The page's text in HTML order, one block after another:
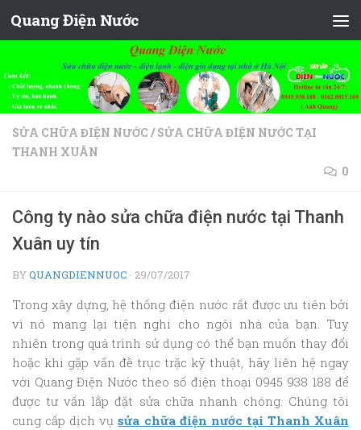
Skip to content
Quang Điện Nước
SỬA CHỮA ĐIỆN NƯỚC / SỬA CHỮA ĐIỆN NƯỚC TẠI
THANH XUÂN
0
Công ty nào sửa chữa điện nước tại Thanh
Xuân uy tín
BYQUANGDIENNUOC · 29/07/2017
Trong xây dựng, hệ thống điện nước rất được ưu tiên bởi
vì nó mang lại tiện nghi cho ngôi nhà của bạn. Tuy
nhiên trong quá trình sử dụng có thể bạn muốn thay đổi
hoặc khi gặp vấn đề trục trặc kỹ thuật, hãy liên hệ ngay
với Quang Điện Nước theo số điện thoại 0945 938 188 để
được tư vấn lắp đặt sửa chữa nhanh chóng. Chúng tôi
cung cấp dịch vụsửa chữa điện nước tại Thanh Xuân